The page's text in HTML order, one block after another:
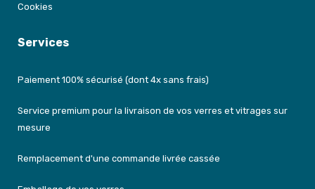
Cookies
Services
Paiement 100% sécurisé (dont 4x sans frais)
Service premium pour la livraison de vos verres et vitrages sur
mesure
Remplacement d'une commande livrée cassée